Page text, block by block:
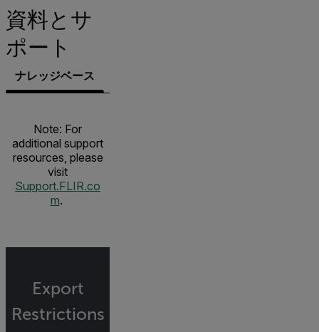
資料とサ
ポート
ナレッジベース
Note: For
additional support
resources, please
visit
Support.FLIR.co
m.
Export
Restrictions